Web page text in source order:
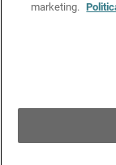
Kit Media & Brand
marketing.